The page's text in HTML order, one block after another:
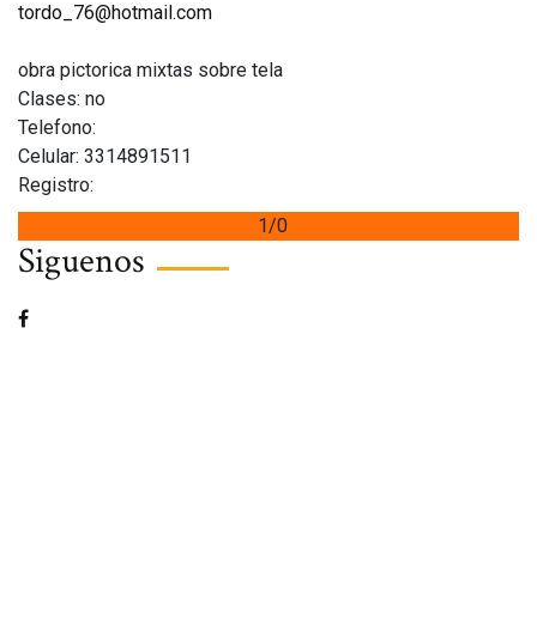
tordo_76@hotmail.com
obra pictorica mixtas sobre tela
Clases: no
Telefono:
Celular: 3314891511
Registro:
1/0
Siguenos